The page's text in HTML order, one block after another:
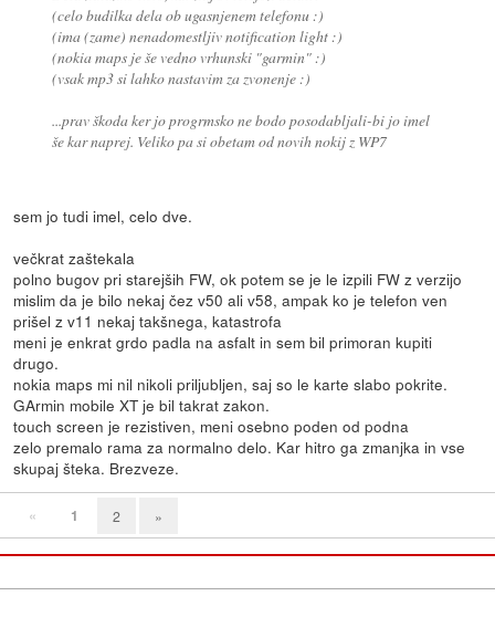
(celo budilka dela ob ugasnjenem telefonu :)
(ima (zame) nenadomestljiv notification light :)
(nokia maps je še vedno vrhunski "garmin" :)
(vsak mp3 si lahko nastavim za zvonenje :)
...prav škoda ker jo progrmsko ne bodo posodabljali-bi jo imel
še kar naprej. Veliko pa si obetam od novih nokij z WP7
sem jo tudi imel, celo dve.
večkrat zaštekala
polno bugov pri starejših FW, ok potem se je le izpili FW z verzijo
mislim da je bilo nekaj čez v50 ali v58, ampak ko je telefon ven
prišel z v11 nekaj takšnega, katastrofa
meni je enkrat grdo padla na asfalt in sem bil primoran kupiti
drugo.
nokia maps mi nil nikoli priljubljen, saj so le karte slabo pokrite.
GArmin mobile XT je bil takrat zakon.
touch screen je rezistiven, meni osebno poden od podna
zelo premalo rama za normalno delo. Kar hitro ga zmanjka in vse
skupaj šteka. Brezveze.
« 1 2 »